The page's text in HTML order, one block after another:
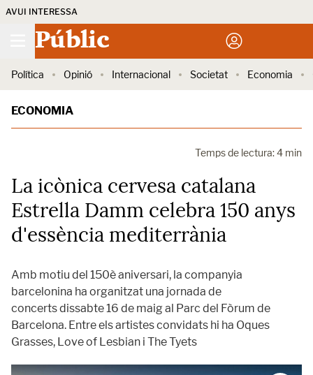
AVUI INTERESSA
Públic
Política Opinió Internacional Societat Economia
ECONOMIA
Temps de lectura: 4 min
La icònica cervesa catalana
Estrella Damm celebra 150 anys
d'essència mediterrània
Amb motiu del 150è aniversari, la companyia
barcelonina ha organitzat una jornada de
concerts dissabte 16 de maig al Parc del Fòrum de
Barcelona. Entre els artistes convidats hi ha Oques
Grasses, Love of Lesbian i The Tyets